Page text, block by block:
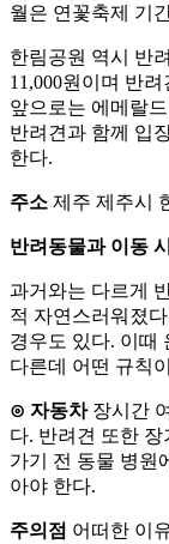
월은 연꽃축제 기
한림공원 역시 반
11,000원이며 반
앞으로는 에메랄
반려견과 함께 입
한다.
주소 제주 제주시
반려동물과 이동
과거와는 다르게
적 자연스러워졌
경우도 있다. 이때
다른데 어떤 규칙
⊙ 자동차장시간
다. 반려견 또한
가기 전 동물 병원
아야 한다.
주의점 어떠한 이